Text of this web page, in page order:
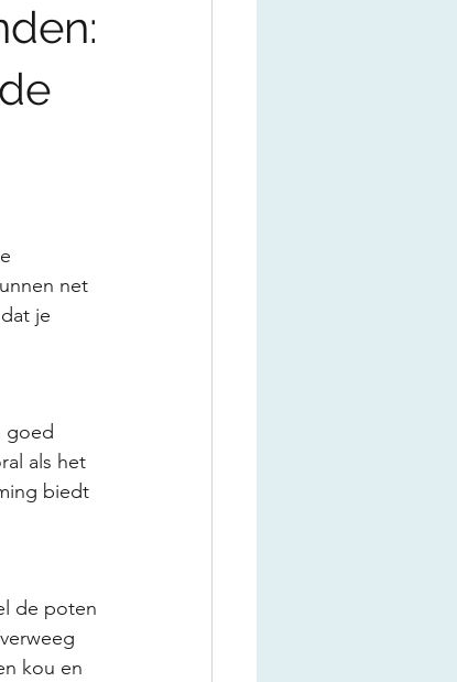
net
je
goed
als het
biedt
de poten
kou en